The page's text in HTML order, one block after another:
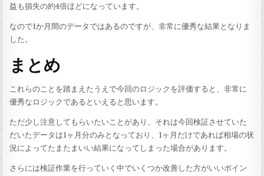
益も損失の約4倍ほどになっています。
なので1か月間のデータではあるのですが、非常に優秀な結果となりま
した。
まとめ
これらのことを踏まえたうえで今回のロジックを評価すると、非常に
優秀なロジックであるといえると思います。
ただ少し注意してもらいたいことがあり、それは今回検証させていた
だいたデータは1ヶ月分のみとなっており、1ヶ月だけであれば相場の状
況によってたまたまいい結果になってしまった場合があります。
さらには検証作業を行っていく中でいくつか改善した方がいいポイン